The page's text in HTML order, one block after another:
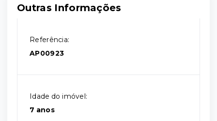
Outras Informações
Referência:
AP00923
Idade do imóvel:
7 anos